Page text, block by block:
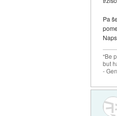
Pa
"Be
but
-